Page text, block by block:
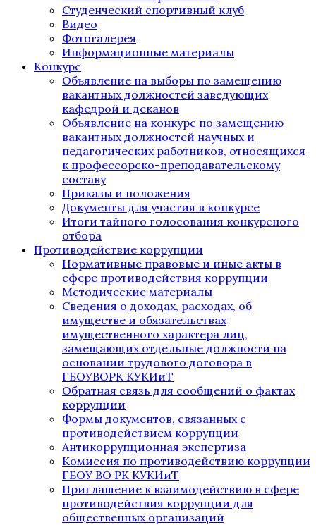
Студенческий спортивный клуб
Видео
Фотогалерея
Информационные материалы
Конкурс
Объявление на выборы по замещению
вакантных должностей заведующих
кафедрой и деканов
Объявление на конкурс по замещению
вакантных должностей научных и
педагогических работников, относящихся
к профессорско-преподавательскому
составу
Приказы и положения
Документы для участия в конкурсе
Итоги тайного голосования конкурсного
отбора
Противодействие коррупции
Нормативные правовые и иные акты в
сфере противодействия коррупции
Методические материалы
Сведения о доходах, расходах, об
имуществе и обязательствах
имущественного характера лиц,
замещающих отдельные должности на
основании трудового договора в
ГБОУВОРК КУКИиТ
Обратная связь для сообщений о фактах
коррупции
Формы документов, связанных с
противодействием коррупции
Антикоррупционная экспертиза
Комиссия по противодействию коррупции
ГБОУ ВО РК КУКИиТ
Приглашение к взаимодействию в сфере
противодействия коррупции для
общественных организаций